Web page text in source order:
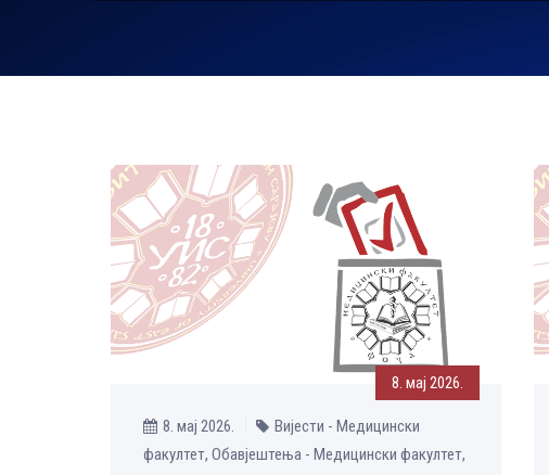
8. мај 2026.
8. мај 2026.
Вијести - Медицински
факултет, Обавјештења - Медицински факултет,